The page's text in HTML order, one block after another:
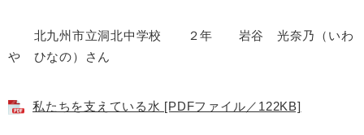
北九州市立洞北中学校 ２年 岩谷 光奈乃（いわ
や ひなの）さん
私たちを支えている水 [PDFファイル／122KB]